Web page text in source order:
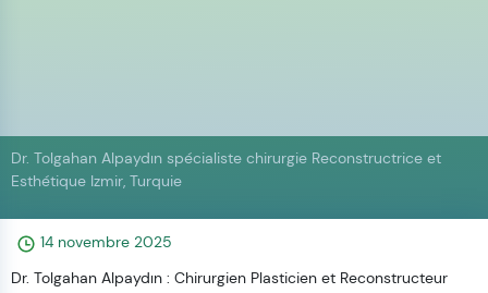
14 novembre 2025
Dr. Tolgahan Alpaydın spécialiste chirurgie Reconstructrice et
Esthétique Izmir, Turquie
Dr. Tolgahan Alpaydın : Chirurgien Plasticien et Reconstructeur